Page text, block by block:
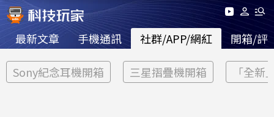
最新文章 手機通訊 社群/APP/網紅 開箱/評
Sony紀念耳機開箱 三星摺疊機開箱 「全新